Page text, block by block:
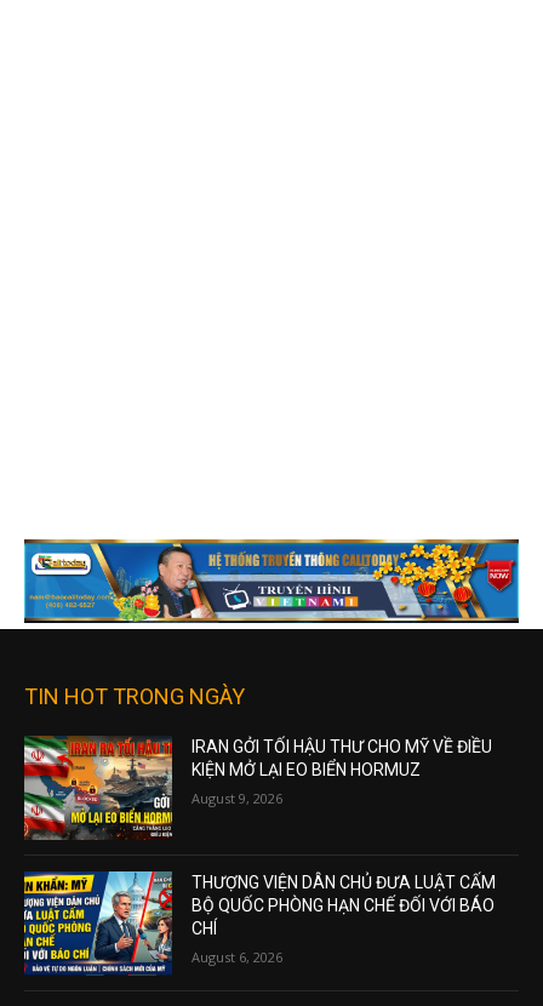
TIN HOT TRONG NGÀY
IRAN GỞI TỐI HẬU THƯ CHO MỸ VỀ ĐIỀU
KIỆN MỞ LẠI EO BIỂN HORMUZ
August 9, 2026
THƯỢNG VIỆN DÂN CHỦ ĐƯA LUẬT CẤM
BỘ QUỐC PHÒNG HẠN CHẾ ĐỐI VỚI BÁO
CHÍ
August 6, 2026